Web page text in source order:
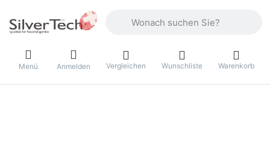
Menü Anmelden Vergleichen Wunschliste Warenkorb